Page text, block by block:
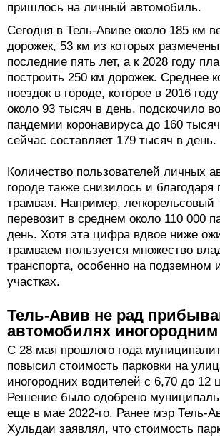
пришлось на личный автомобиль.
Сегодня в Тель-Авиве около 185 км
дорожек, 53 км из которых
последние пять лет, а к 2028 году
построить 250 км дорожек. Среднее
поездок в городе, которое в 2016
около 93 тысяч в день, подскочило
пандемии коронавируса до 160
сейчас составляет 179 тысяч в день.
Количество пользователей личных
городе также снизилось и
трамвая. Например, легкорельсовый
перевозит в среднем около 110 000
день. Хотя эта цифра вдвое ниже
трамваем пользуется множество
транспорта, особенно на подземном
участках.
Тель-Авив не рад
автомобилях иногородним
С 28 мая прошлого года
повысил стоимость парковки на
иногородних водителей с 6,70 до 12
Решение было одобрено
еще в мае 2022-го. Ранее мэр Тель-
Хульдаи заявлял, что стоимость